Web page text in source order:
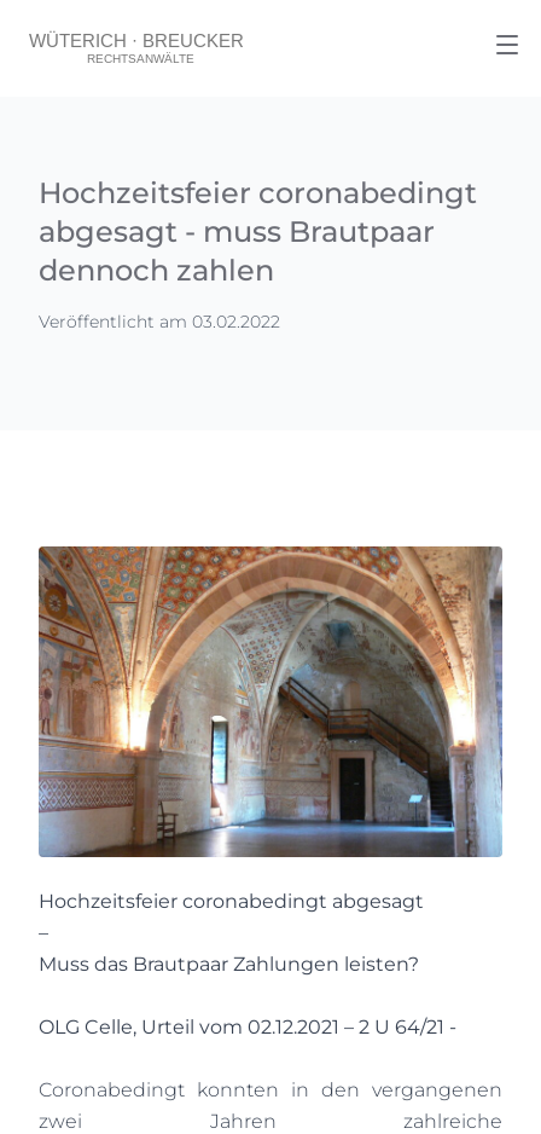
Hochzeitsfeier coronabedingt
abgesagt - muss Brautpaar
dennoch zahlen
Veröffentlicht am 03.02.2022
Hochzeitsfeier coronabedingt abgesagt
–
Muss das Brautpaar Zahlungen leisten?
OLG Celle, Urteil vom 02.12.2021 – 2 U 64/21 -
Coronabedingt konnten in den vergangenen
zwei Jahren zahlreiche